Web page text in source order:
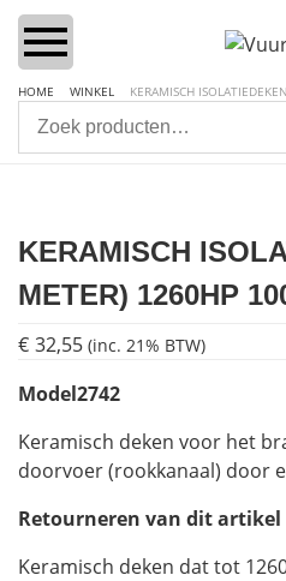
Vuurtafels
Aanbiedingen Sets
Inbouwbranders
Houtkachels
HOME WINKEL KERAMISCH
KERAMISCH
METER) 1260HP
€ 32,55 (inc. 21% BTW)
Model2742
Keramisch deken voor het
doorvoer (rookkanaal) door
Retourneren van dit
Keramisch deken dat tot